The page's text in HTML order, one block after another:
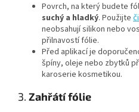
Povrch, na který budete
suchý a hladký. Použijte
neobsahují silikon nebo
přilnavostí fólie.
Před aplikací je
špíny, oleje nebo zbytků
karoserie kosmetikou.
3. Zahřátí fólie